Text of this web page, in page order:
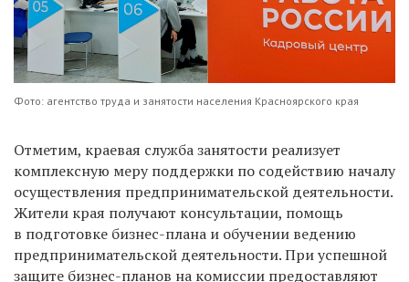
Фото: агентство труда и занятости населения Красноярского края
Отметим, краевая служба занятости реализует
комплексную меру поддержки по содействию началу
осуществления предпринимательской деятельности.
Жители края получают консультации, помощь
в подготовке бизнес-плана и обучении ведению
предпринимательской деятельности. При успешной
защите бизнес-планов на комиссии предоставляют